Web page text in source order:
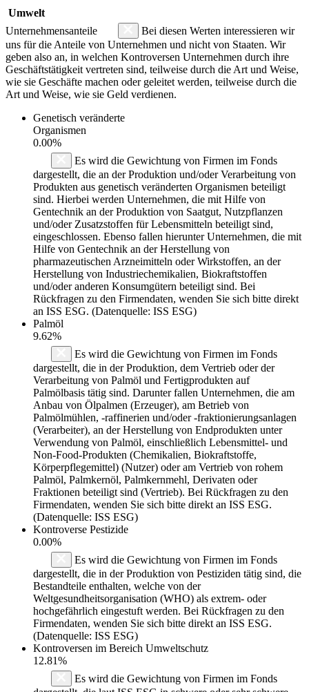
Umwelt
Unternehmensanteile
Bei diesen Werten interessieren wir
uns für die Anteile von Unternehmen und nicht von Staaten. Wir
geben also an, in welchen Kontroversen Unternehmen durch ihre
Geschäftstätigkeit vertreten sind, teilweise durch die Art und Weise,
wie sie Geschäfte machen oder geleitet werden, teilweise durch die
Art und Weise, wie sie Geld verdienen.
Genetisch veränderte
Organismen
0.00%
Es wird die Gewichtung von Firmen im Fonds
dargestellt, die an der Produktion und/oder Verarbeitung von
Produkten aus genetisch veränderten Organismen beteiligt
sind. Hierbei werden Unternehmen, die mit Hilfe von
Gentechnik an der Produktion von Saatgut, Nutzpflanzen
und/oder Zusatzstoffen für Lebensmitteln beteiligt sind,
eingeschlossen. Ebenso fallen hierunter Unternehmen, die mit
Hilfe von Gentechnik an der Herstellung von
pharmazeutischen Arzneimitteln oder Wirkstoffen, an der
Herstellung von Industriechemikalien, Biokraftstoffen
und/oder anderen Konsumgütern beteiligt sind. Bei
Rückfragen zu den Firmendaten, wenden Sie sich bitte direkt
an ISS ESG. (Datenquelle: ISS ESG)
Palmöl
9.62%
Es wird die Gewichtung von Firmen im Fonds
dargestellt, die in der Produktion, dem Vertrieb oder der
Verarbeitung von Palmöl und Fertigprodukten auf
Palmölbasis tätig sind. Darunter fallen Unternehmen, die am
Anbau von Ölpalmen (Erzeuger), am Betrieb von
Palmölmühlen, -raffinerien und/oder -fraktionierungsanlagen
(Verarbeiter), an der Herstellung von Endprodukten unter
Verwendung von Palmöl, einschließlich Lebensmittel- und
Non-Food-Produkten (Chemikalien, Biokraftstoffe,
Körperpflegemittel) (Nutzer) oder am Vertrieb von rohem
Palmöl, Palmkernöl, Palmkernmehl, Derivaten oder
Fraktionen beteiligt sind (Vertrieb). Bei Rückfragen zu den
Firmendaten, wenden Sie sich bitte direkt an ISS ESG.
(Datenquelle: ISS ESG)
Kontroverse Pestizide
0.00%
Es wird die Gewichtung von Firmen im Fonds
dargestellt, die in der Produktion von Pestiziden tätig sind, die
Bestandteile enthalten, welche von der
Weltgesundheitsorganisation (WHO) als extrem- oder
hochgefährlich eingestuft werden. Bei Rückfragen zu den
Firmendaten, wenden Sie sich bitte direkt an ISS ESG.
(Datenquelle: ISS ESG)
Kontroversen im Bereich Umweltschutz
12.81%
Es wird die Gewichtung von Firmen im Fonds